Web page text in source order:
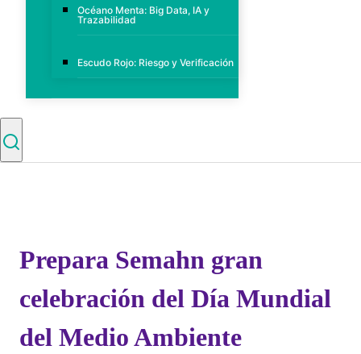
Océano Menta: Big Data, IA y
Trazabilidad
Escudo Rojo: Riesgo y Verificación
Prepara Semahn gran
celebración del Día Mundial
del Medio Ambiente